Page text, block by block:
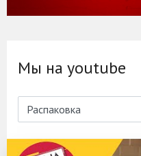
Мы на youtube